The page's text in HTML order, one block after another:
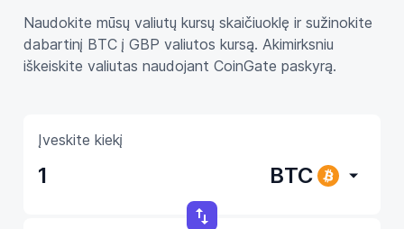
Naudokite mūsų valiutų kursų skaičiuoklę ir sužinokite
dabartinį BTC į GBP valiutos kursą. Akimirksniu
iškeiskite valiutas naudojant CoinGate paskyrą.
Įveskite kiekį
BTC